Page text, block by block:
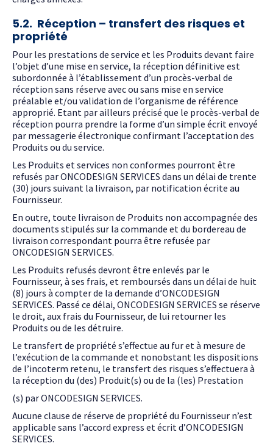
5.2. Réception – transfert des risques et
propriété
Pour les prestations de service et les Produits devant faire
l’objet d’une mise en service, la réception définitive est
subordonnée à l’établissement d’un procès-verbal de
réception sans réserve avec ou sans mise en service
préalable et/ou validation de l’organisme de référence
approprié. Etant par ailleurs précisé que le procès-verbal de
réception pourra prendre la forme d’un simple écrit envoyé
par messagerie électronique confirmant l’acceptation des
Produits ou du service.
Les Produits et services non conformes pourront être
refusés par ONCODESIGN SERVICES dans un délai de trente
(30) jours suivant la livraison, par notification écrite au
Fournisseur.
En outre, toute livraison de Produits non accompagnée des
documents stipulés sur la commande et du bordereau de
livraison correspondant pourra être refusée par
ONCODESIGN SERVICES.
Les Produits refusés devront être enlevés par le
Fournisseur, à ses frais, et remboursés dans un délai de huit
(8) jours à compter de la demande d’ONCODESIGN
SERVICES. Passé ce délai, ONCODESIGN SERVICES se réserve
le droit, aux frais du Fournisseur, de lui retourner les
Produits ou de les détruire.
Le transfert de propriété s’effectue au fur et à mesure de
l’exécution de la commande et nonobstant les dispositions
de l’incoterm retenu, le transfert des risques s’effectuera à
la réception du (des) Produit(s) ou de la (les) Prestation
(s) par ONCODESIGN SERVICES.
Aucune clause de réserve de propriété du Fournisseur n’est
applicable sans l’accord express et écrit d’ONCODESIGN
SERVICES.